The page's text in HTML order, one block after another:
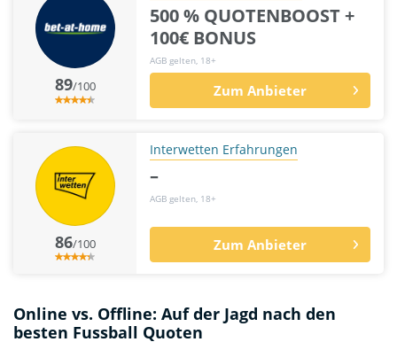
89/100
500 % QUOTENBOOST +
100€ BONUS
AGB gelten, 18+
Zum Anbieter
86/100
Interwetten Erfahrungen
–
AGB gelten, 18+
Zum Anbieter
Online vs. Offline: Auf der Jagd nach den
besten Fussball Quoten